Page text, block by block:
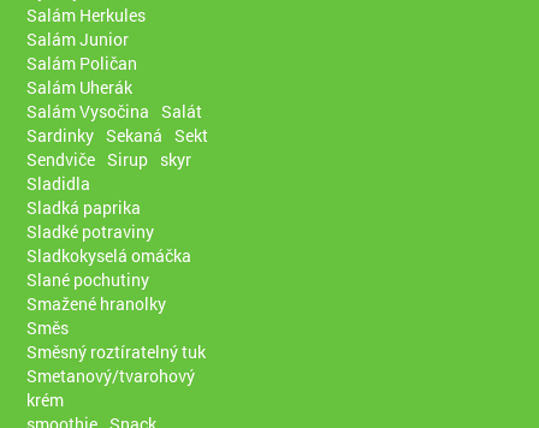
Salám Herkules
Salám Junior
Salám Poličan
Salám Uherák
Salám Vysočina Salát
Sardinky Sekaná Sekt
Sendviče Sirup skyr
Sladidla
Sladká paprika
Sladké potraviny
Sladkokyselá omáčka
Slané pochutiny
Smažené hranolky
Směs
Směsný roztíratelný tuk
Smetanový/tvarohový
krém
smoothie Snack